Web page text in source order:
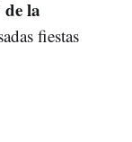
la
fiestas